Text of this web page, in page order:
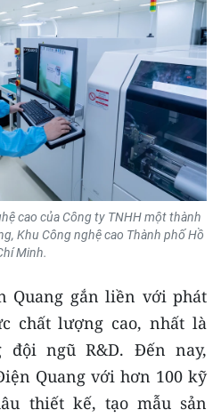
Minh
cao của Công ty TNHH một thành
Khu Công nghệ cao Thành phố Hồ
Minh.
Quang gắn liền với phát
chất lượng cao, nhất là
đội ngũ R&D. Đến nay,
Quang với hơn 100 kỹ
thiết kế, tạo mẫu sản